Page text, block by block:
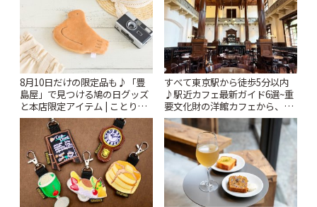
8月10日だけの限定品も♪「豊
島屋」で見つける鳩の日グッズ
と本店限定アイテム | ことりっ
ぷ
すべて東京駅から徒歩5分以内
♪駅近カフェ最新ガイド6選~重
要文化財の洋館カフェから、改
札すぐのレトロ喫茶まで~ | こと
りっぷ